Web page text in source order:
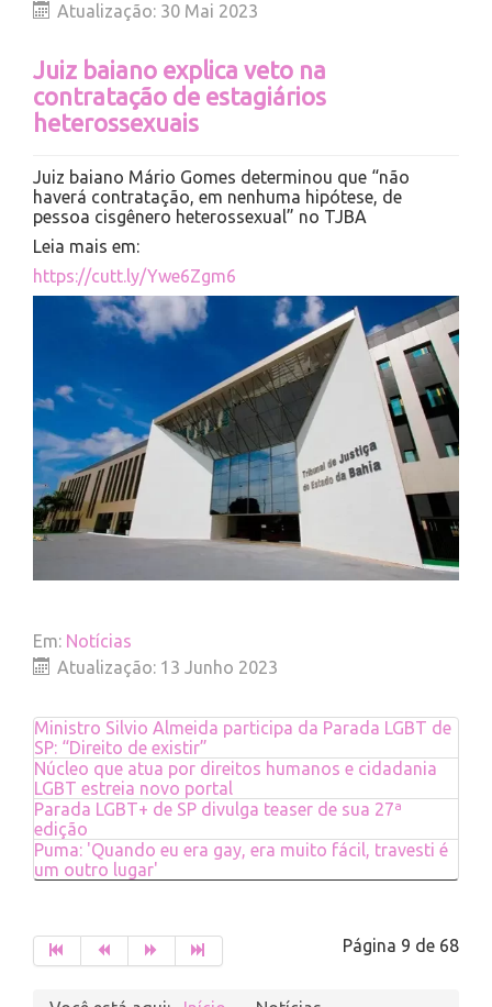
Atualização: 30 Mai 2023
Juiz baiano explica veto na
contratação de estagiários
heterossexuais
Juiz baiano Mário Gomes determinou que “não
haverá contratação, em nenhuma hipótese, de
pessoa cisgênero heterossexual” no TJBA
Leia mais em:
https://cutt.ly/Ywe6Zgm6
Em: Notícias
Atualização: 13 Junho 2023
Ministro Silvio Almeida participa da Parada LGBT de
SP: “Direito de existir”
Núcleo que atua por direitos humanos e cidadania
LGBT estreia novo portal​
Parada LGBT+ de SP divulga teaser de sua 27ª
edição
Puma: 'Quando eu era gay, era muito fácil, travesti é
um outro lugar'
Página 9 de 68